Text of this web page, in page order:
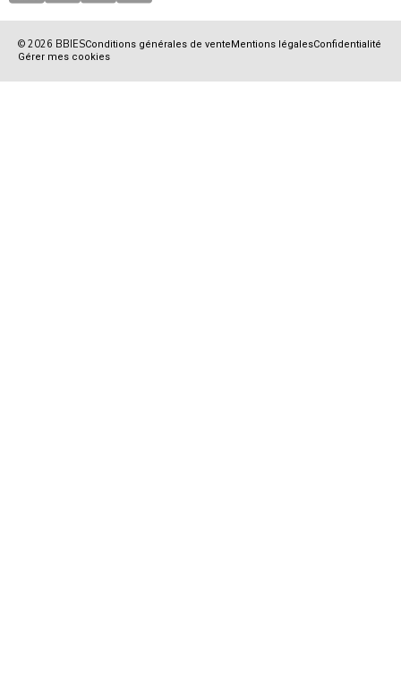
© 2026 BBIESConditions générales de venteMentions légalesConfidentialité
Gérer mes cookies